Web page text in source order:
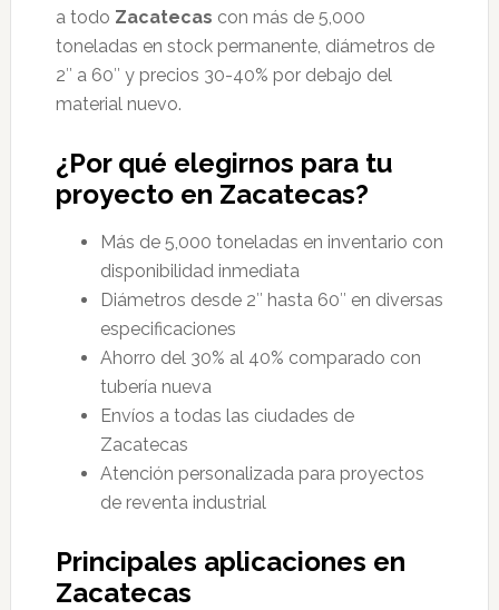
a todo Zacatecas con más de 5,000
toneladas en stock permanente, diámetros de
2″ a 60″ y precios 30-40% por debajo del
material nuevo.
¿Por qué elegirnos para tu
proyecto en Zacatecas?
Más de 5,000 toneladas en inventario con
disponibilidad inmediata
Diámetros desde 2″ hasta 60″ en diversas
especificaciones
Ahorro del 30% al 40% comparado con
tubería nueva
Envíos a todas las ciudades de
Zacatecas
Atención personalizada para proyectos
de reventa industrial
Principales aplicaciones en
Zacatecas